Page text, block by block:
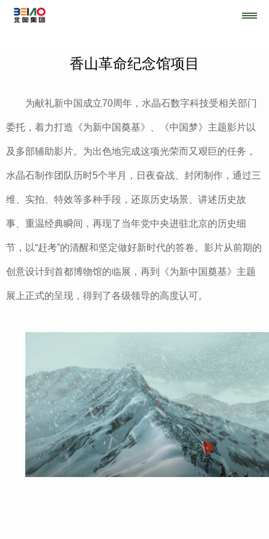
香山革命纪念馆项目
为献礼新中国成立70周年，水晶石数字科技受相关部门
委托，着力打造《为新中国奠基》、《中国梦》主题影片以
及多部辅助影片。为出色地完成这项光荣而又艰巨的任务，
水晶石制作团队历时5个半月，日夜奋战、封闭制作，通过三
维、实拍、特效等多种手段，还原历史场景、讲述历史故
事、重温经典瞬间，再现了当年党中央进驻北京的历史细
节，以“赶考”的清醒和坚定做好新时代的答卷。影片从前期的
创意设计到首都博物馆的临展，再到《为新中国奠基》主题
展上正式的呈现，得到了各级领导的高度认可。